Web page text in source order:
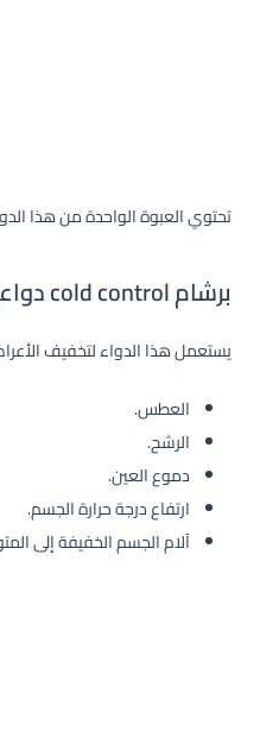
تحتوي العبوة الواحدة من هذا الدواء على شريطين في
برشام cold control دواعي استعماله ما هى ؟
يستعمل هذا الدواء لتخفيف
العطس.
الرشح.
دموع العين.
ارتفاع درجة حرارة الجسم.
آلام الجسم الخفيفة إلى